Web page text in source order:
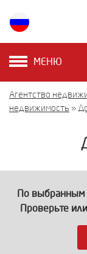
МЕНЮ
Агентство
недвижимость »
По выбранным
Проверьте